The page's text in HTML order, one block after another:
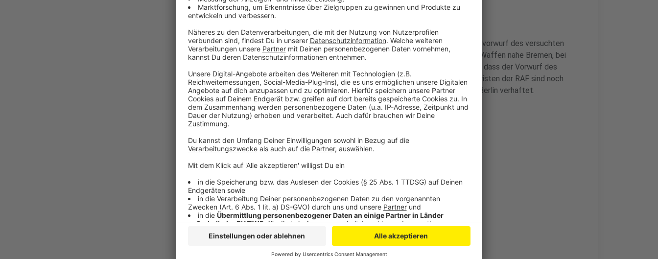
Anzeige
In den über 50 angesetzten Verhandlungstagen wird auch der Tatvorwurf des versuchten
Mordes besprochen. Dabei geht es um einen Raub mit schweren Waffen nahe Bremen, bei
dem der Umgang mit den Waffen so fahrlässig gewesen sein soll, dass der Vorwurf des
versuchten Mordes erhoben wurde. Die anderen bekannten Terroristen der RAF sind noch
immer untergetaucht. Daniela Klette wurde am 24. März 2024 in Berlin verhaftet.
Anzeige
Mehr Nachrichten aus Leverkusen
Anzeige
Probebohrungen unter der Stelze beginnen in Leverkusen
Wie die Stadt Leverkusen mit Schlaglöchern umgeht
Bayer 04 sucht neuen Ersatztorwart